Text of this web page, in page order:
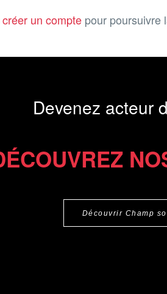
créer un compte pour poursuivre
Devenez acteur
Découvrir Champ